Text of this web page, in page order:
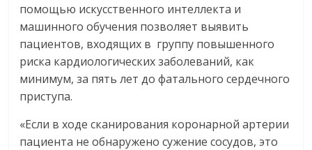
помощью искусственного интеллекта и
машинного обучения позволяет выявить
пациентов, входящих в группу повышенного
риска кардиологических заболеваний, как
минимум, за пять лет до фатального сердечного
приступа.
«Если в ходе сканирования коронарной артерии
пациента не обнаружено сужение сосудов, это